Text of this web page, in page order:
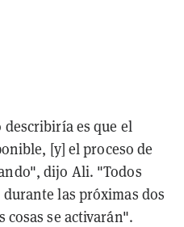
es que el
[y] el proceso de
dijo Ali. "Todos
las próximas dos
cosas se activarán".